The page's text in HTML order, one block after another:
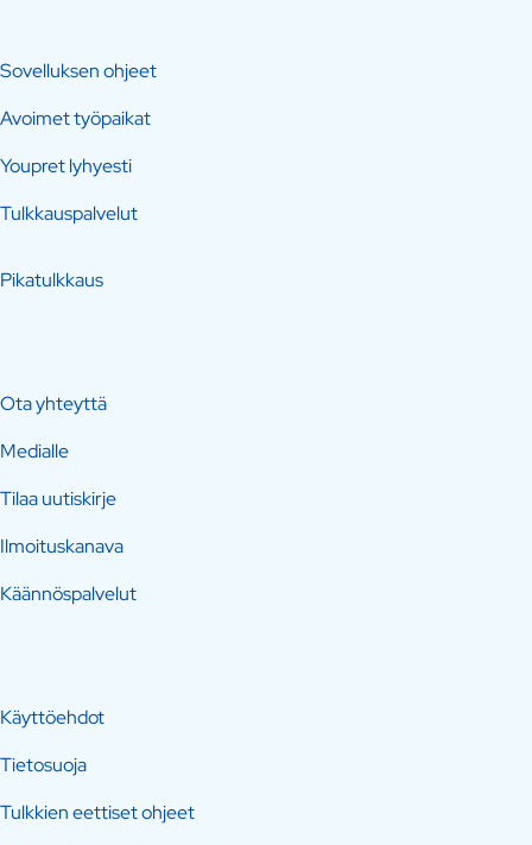
Sovelluksen ohjeet
Avoimet työpaikat
Youpret lyhyesti
Tulkkauspalvelut
Pikatulkkaus
Ota yhteyttä
Medialle
Tilaa uutiskirje
Ilmoituskanava
Käännöspalvelut
Käyttöehdot
Tietosuoja
Tulkkien eettiset ohjeet